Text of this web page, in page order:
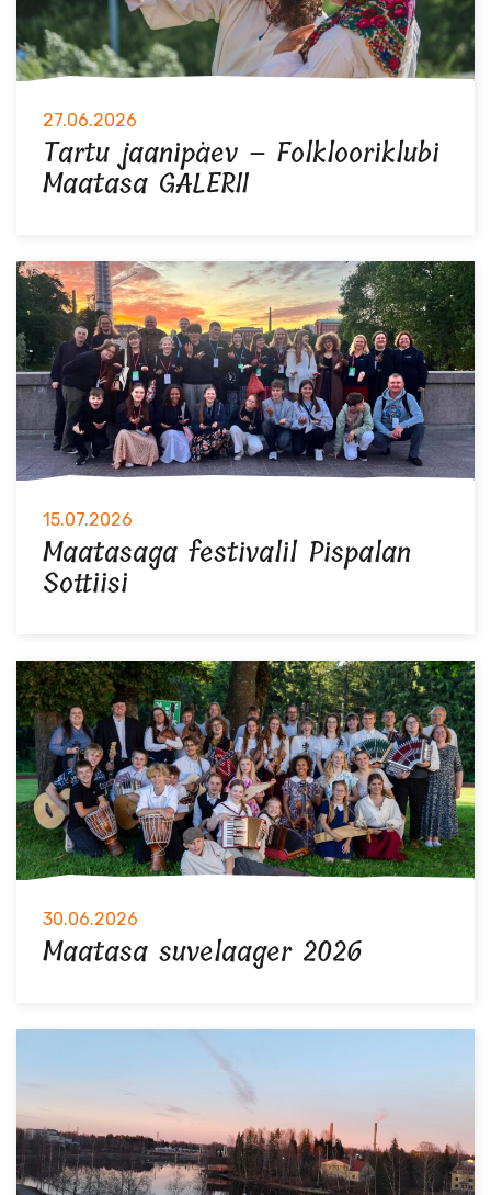
27.06.2026
Tartu jaanipäev – Folklooriklubi
Maatasa GALERII
15.07.2026
Maatasaga festivalil Pispalan
Sottiisi
30.06.2026
Maatasa suvelaager 2026